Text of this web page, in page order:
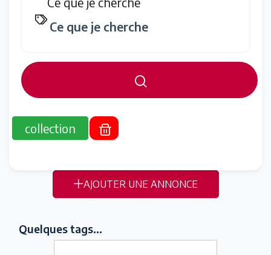
collection
AJOUTER UNE ANNONCE
Quelques tags...